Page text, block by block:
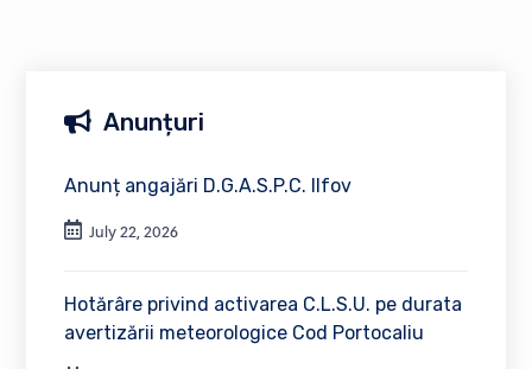
Anunțuri
Anunț angajări D.G.A.S.P.C. Ilfov
July 22, 2026
Hotărâre privind activarea C.L.S.U. pe durata
avertizării meteorologice Cod Portocaliu